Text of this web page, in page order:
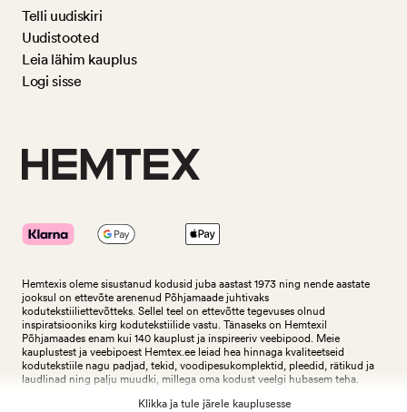
Klikka ja tule järele kauplusesse
Telli uudiskiri
Uudistooted
Leia lähim kauplus
Logi sisse
Hemtexis oleme sisustanud kodusid juba aastast 1973 ning nende aastate
jooksul on ettevõte arenenud Põhjamaade juhtivaks
kodutekstiiliettevõtteks. Sellel teel on ettevõtte tegevuses olnud
inspiratsiooniks kirg kodutekstiilide vastu. Tänaseks on Hemtexil
Põhjamaades enam kui 140 kauplust ja inspireeriv veebipood. Meie
kauplustest ja veebipoest Hemtex.ee leiad hea hinnaga kvaliteetseid
kodutekstiile nagu padjad, tekid, voodipesukomplektid, pleedid, rätikud ja
laudlinad ning palju muudki, millega oma kodust veelgi hubasem teha.